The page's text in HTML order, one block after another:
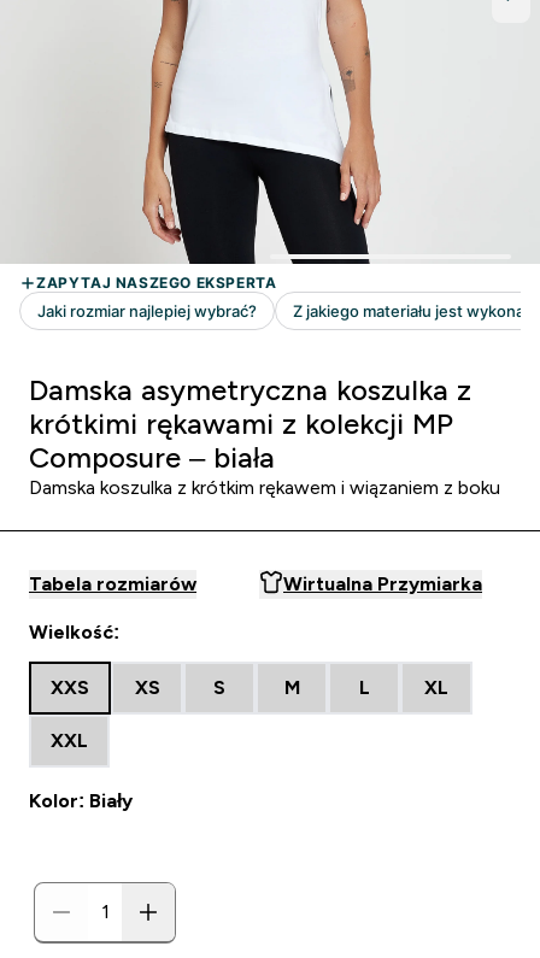
Damska asymetryczna koszulka z
krótkimi rękawami z kolekcji MP
Composure – biała
Damska koszulka z krótkim rękawem i wiązaniem z boku
Tabela rozmiarów Wirtualna Przymiarka
Wielkość:
XXS XS S M L XL
XXL
Kolor: Biały